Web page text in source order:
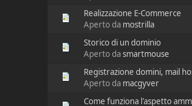
Realizzazione E-Commerce
Aperto da mostrilla
Storico di un dominio
Aperto dasmartmouse
Registrazione domini, mail
Aperto da macgyver
Come funziona l'aspetto